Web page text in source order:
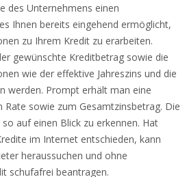
des Unternehmens einen
Ihnen bereits eingehend ermöglicht,
zu Ihrem Kredit zu erarbeiten.
gewünschte Kreditbetrag sowie die
wie der effektive Jahreszins und die
werden. Prompt erhält man eine
sowie zum Gesamtzinsbetrag. Die
auf einen Blick zu erkennen. Hat
im Internet entschieden, kann
heraussuchen und ohne
schufafrei beantragen.